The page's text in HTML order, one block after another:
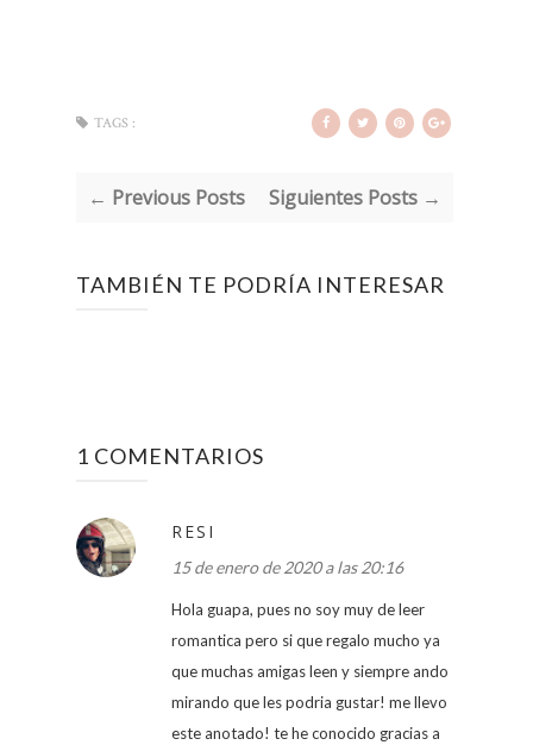
TAGS :
← Previous Posts Siguientes Posts →
TAMBIÉN TE PODRÍA INTERESAR
1 COMENTARIOS
RESI
15 de enero de 2020 a las 20:16
Hola guapa, pues no soy muy de leer
romantica pero si que regalo mucho ya
que muchas amigas leen y siempre ando
mirando que les podria gustar! me llevo
este anotado! te he conocido gracias a